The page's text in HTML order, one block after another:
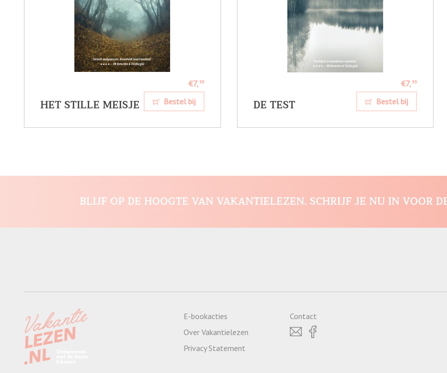
HET STILLE MEISJE
€7,99
Bestel bij DE TEST
€7,99
Bestel bij
BLIJF OP DE HOOGTE VAN VAKANTIELEZEN. SCHRIJF JE NU IN VOOR
E-bookacties
Over Vakantielezen
Privacy Statement
Contact